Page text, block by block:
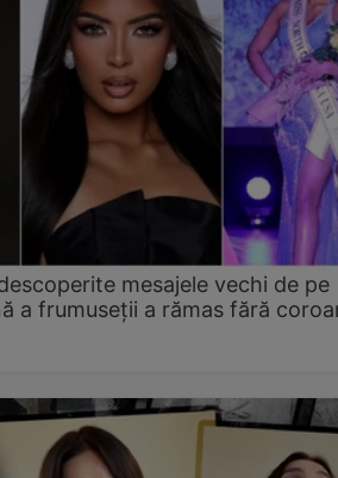
mesajele vechi de pe
a frumuseții a rămas fără